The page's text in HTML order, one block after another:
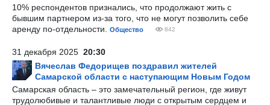
10% респондентов признались, что продолжают жить с
бывшим партнером из-за того, что не могут позволить себе
аренду по-отдельности.
Общество 842
31 декабря 2025 20:30
Вячеслав Федорищев поздравил жителей
Самарской области с наступающим Новым Годом
Самарская область – это замечательный регион, где живут
трудолюбивые и талантливые люди с открытым сердцем и